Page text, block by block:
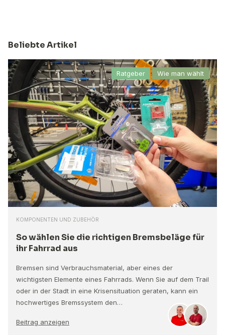
Beliebte Artikel
Ratgeber Wie man wählt
KOMPONENTEN UND ZUBEHÖR
So wählen Sie die richtigen Bremsbeläge für
ihr Fahrrad aus
Bremsen sind Verbrauchsmaterial, aber eines der
wichtigsten Elemente eines Fahrrads. Wenn Sie auf dem Trail
oder in der Stadt in eine Krisensituation geraten, kann ein
hochwertiges Bremssystem den…
Beitrag anzeigen